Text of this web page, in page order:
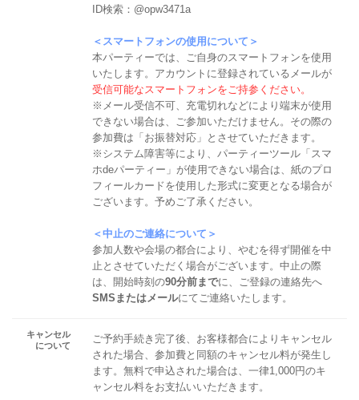
ID検索：@opw3471a
＜スマートフォンの使用について＞
本パーティーでは、ご自身のスマートフォンを使用
いたします。アカウントに登録されているメールが
受信可能なスマートフォンをご持参ください。
※メール受信不可、充電切れなどにより端末が使用
できない場合は、ご参加いただけません。その際の
参加費は「お振替対応」とさせていただきます。
※システム障害等により、パーティーツール「スマ
ホdeパーティー」が使用できない場合は、紙のプロ
フィールカードを使用した形式に変更となる場合が
ございます。予めご了承ください。
＜中止のご連絡について＞
参加人数や会場の都合により、やむを得ず開催を中
止とさせていただく場合がございます。中止の際
は、開始時刻の90分前までに、ご登録の連絡先へ
SMSまたはメールにてご連絡いたします。
キャンセル
について
ご予約手続き完了後、お客様都合によりキャンセル
された場合、参加費と同額のキャンセル料が発生し
ます。無料で申込された場合は、一律1,000円のキ
ャンセル料をお支払いいただきます。